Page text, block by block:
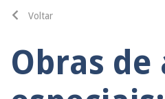
Voltar
Obras de